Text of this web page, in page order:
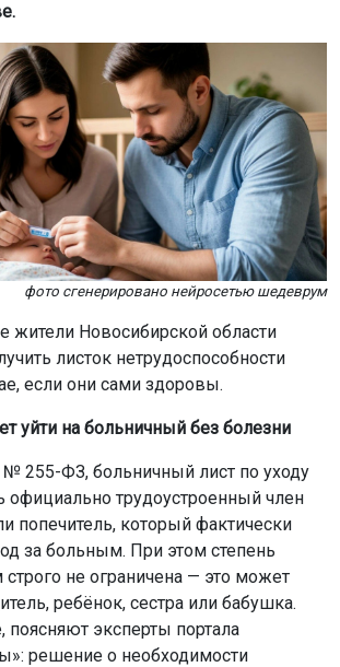
фото сгенерировано нейросетью шедеврум
жители Новосибирской области
листок нетрудоспособности
если они сами здоровы.
уйти на больничный без болезни
№ 255-ФЗ, больничный лист по уходу
трудоустроенный член
попечитель, который фактически
за больным. При этом степень
строго не ограничена — это может
ребёнок, сестра или бабушка.
поясняют эксперты портала
решение о необходимости